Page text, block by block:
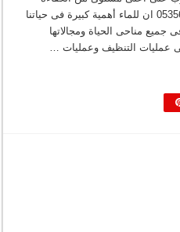
للاتصال المباشر اضغط على 0535677800 ان للماء أهمية كبيرة فى حياتنا
جميع مناحى الحياة ومجالاتها
عمليات التنظيف وعمليات …